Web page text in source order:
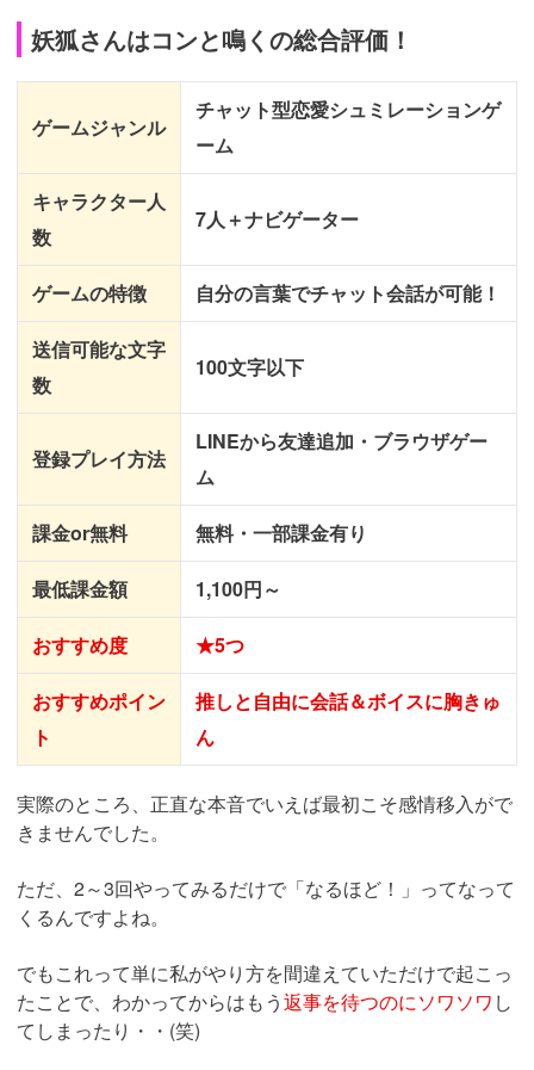
妖狐さんはコンと鳴くの総合評価！
ゲームジャンル
チャット型恋愛シュミレーションゲ
ーム
キャラクター人
数
7人＋ナビゲーター
ゲームの特徴 自分の言葉でチャット会話が可能！
送信可能な文字
数
100文字以下
登録プレイ方法
LINEから友達追加・ブラウザゲー
ム
課金or無料 無料・一部課金有り
最低課金額 1,100円～
おすすめ度 ★5つ
おすすめポイン
ト
推しと自由に会話＆ボイスに胸きゅ
ん
実際のところ、正直な本音でいえば最初こそ感情移入がで
きませんでした。
ただ、2～3回やってみるだけで「なるほど！」ってなって
くるんですよね。
でもこれって単に私がやり方を間違えていただけで起こっ
たことで、わかってからはもう返事を待つのにソワソワ し
てしまったり・・(笑)